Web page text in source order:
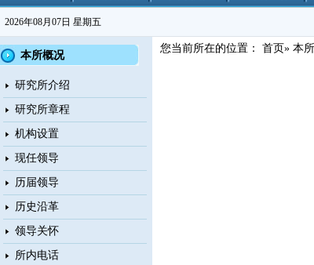
2026年08月07日 星期五
本所概况
研究所介绍
研究所章程
机构设置
现任领导
历届领导
历史沿革
领导关怀
所内电话
您当前所在的位置： 首页» 本